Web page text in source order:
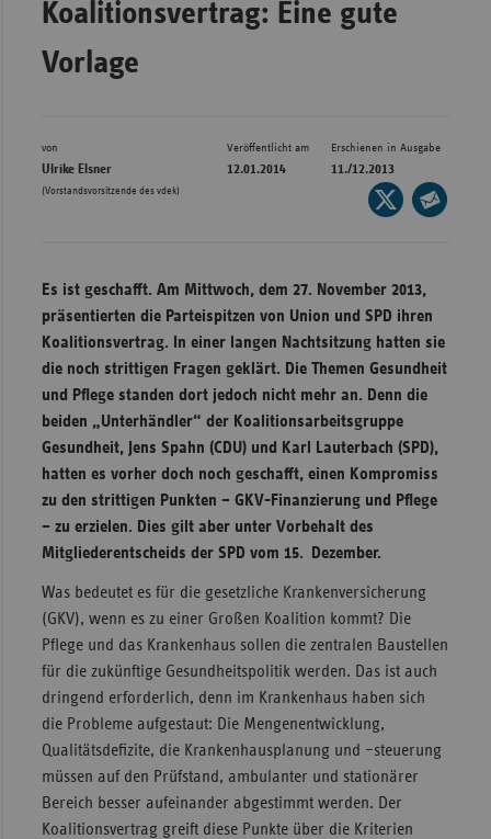
Hessen
Koalitionsvertrag: Eine gute
Vorlage
von
Ulrike Elsner
(Vorstandsvorsitzende des vdek)
Veröffentlicht am
12.01.2014
Erschienen in Ausgabe
11./12.2013
Seite
auf
teilen
Es ist geschafft. Am Mittwoch, dem 27. November 2013,
präsentierten die Parteispitzen von Union und SPD ihren
Koalitionsvertrag. In einer langen Nachtsitzung hatten sie
die noch strittigen Fragen geklärt. Die Themen Gesundheit
und Pflege standen dort jedoch nicht mehr an. Denn die
beiden „Unterhändler“ der Koalitionsarbeitsgruppe
Gesundheit, Jens Spahn (CDU) und Karl Lauterbach (SPD),
hatten es vorher doch noch geschafft, einen Kompromiss
zu den strittigen Punkten – GKV-Finanzierung und Pflege
– zu erzielen. Dies gilt aber unter Vorbehalt des
Mitgliederentscheids der SPD vom 15. Dezember.
Was bedeutet es für die gesetzliche Krankenversicherung
(GKV), wenn es zu einer Großen Koalition kommt? Die
Pflege und das Krankenhaus sollen die zentralen Baustellen
für die zukünftige Gesundheitspolitik werden. Das ist auch
dringend erforderlich, denn im Krankenhaus haben sich
die Probleme aufgestaut: Die Mengenentwicklung,
Qualitätsdefizite, die Krankenhausplanung und –steuerung
müssen auf den Prüfstand, ambulanter und stationärer
Bereich besser aufeinander abgestimmt werden. Der
Koalitionsvertrag greift diese Punkte über die Kriterien